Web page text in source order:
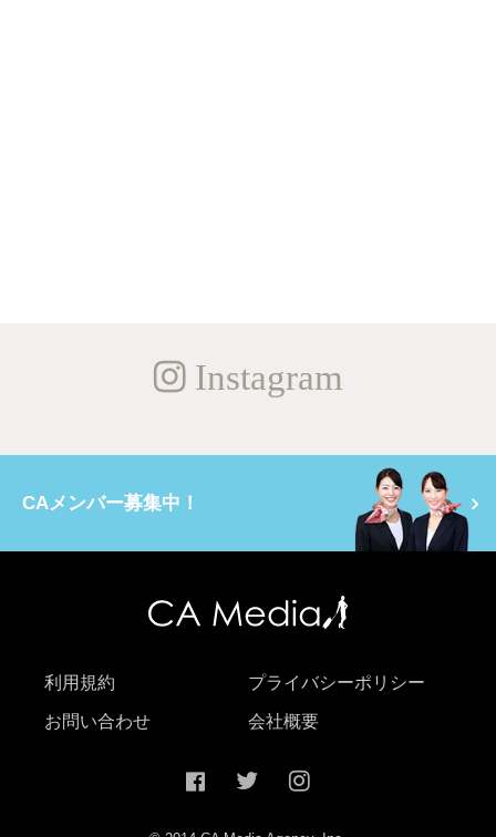
Instagram
CAメンバー募集中！
利用規約 プライバシーポリシー
お問い合わせ 会社概要